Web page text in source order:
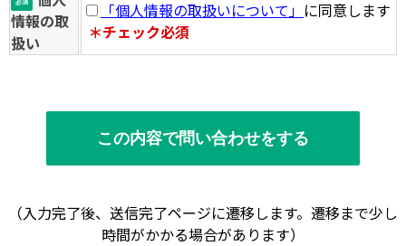
情報の取
扱い
「個人情報の取扱いについて」 に同意します
＊チェック必須
（入力完了後、送信完了ページに遷移します。遷移まで少し
時間がかかる場合があります）